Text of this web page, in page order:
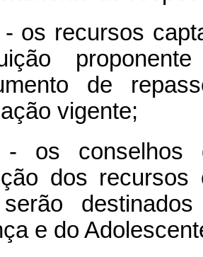
- os recursos
de
vigente;
os conselhos
dos recursos
e do